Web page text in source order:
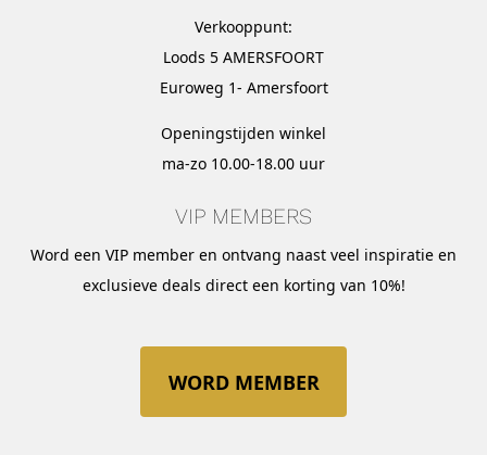
Verkooppunt:
Loods 5 AMERSFOORT
Euroweg 1- Amersfoort
Openingstijden winkel
ma-zo 10.00-18.00 uur
VIP MEMBERS
Word een VIP member en ontvang naast veel inspiratie en
exclusieve deals direct een korting van 10%!
WORD MEMBER